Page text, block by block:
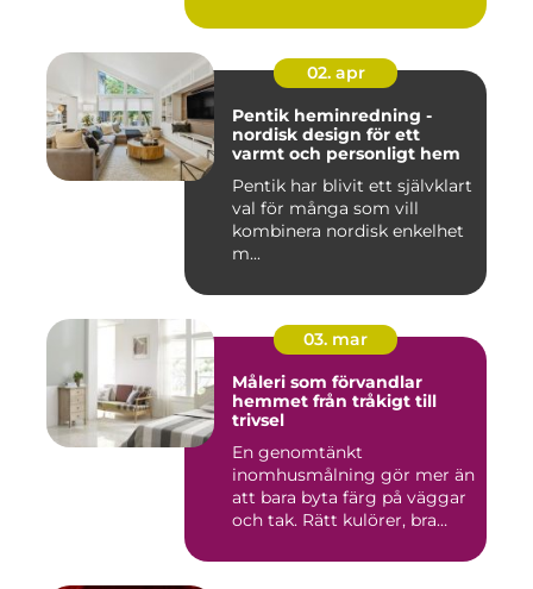
02. apr
Pentik heminredning -
nordisk design för ett
varmt och personligt hem
Pentik har blivit ett självklart
val för många som vill
kombinera nordisk enkelhet
m...
03. mar
Måleri som förvandlar
hemmet från tråkigt till
trivsel
En genomtänkt
inomhusmålning gör mer än
att bara byta färg på väggar
och tak. Rätt kulörer, bra